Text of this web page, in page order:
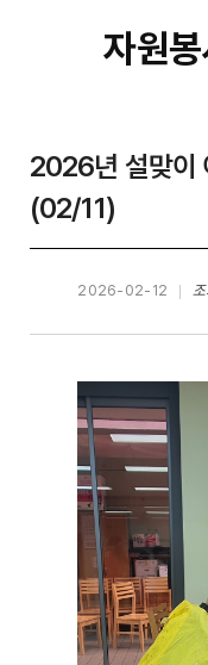
자원
2026년 설맞이
(02/11)
2026-02-12